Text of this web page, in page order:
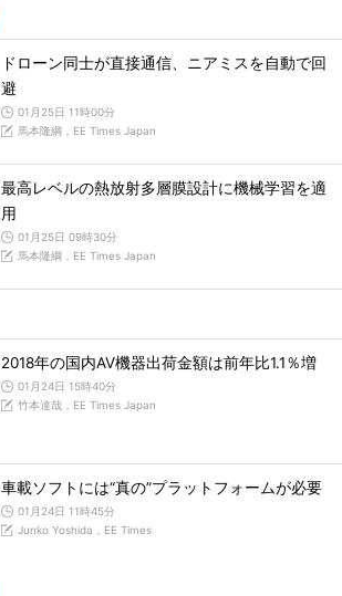
ドローン同士が直接通信、ニアミスを自動で回
避
01月25日 11時00分
馬本隆綱，EE Times Japan
最高レベルの熱放射多層膜設計に機械学習を適
用
01月25日 09時30分
馬本隆綱，EE Times Japan
2018年の国内AV機器出荷金額は前年比1.1％増
01月24日 15時40分
竹本達哉，EE Times Japan
車載ソフトには“真の”プラットフォームが必要
01月24日 11時45分
Junko Yoshida，EE Times